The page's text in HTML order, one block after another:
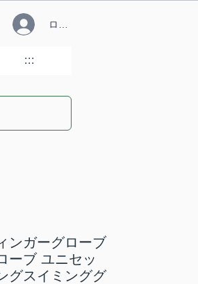
ログイン
:::
ンガーグローブ
ーブ ユニセッ
グスイミンググ